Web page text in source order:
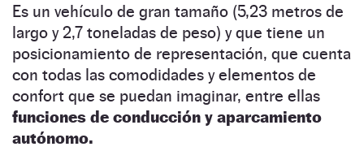
Es un vehículo de gran tamaño (5,23 metros de
largo y 2,7 toneladas de peso) y que tiene un
posicionamiento de representación, que cuenta
con todas las comodidades y elementos de
confort que se puedan imaginar, entre ellas
funciones de conducción y aparcamiento
autónomo.